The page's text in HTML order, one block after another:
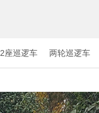
2座巡逻车 两轮巡逻车